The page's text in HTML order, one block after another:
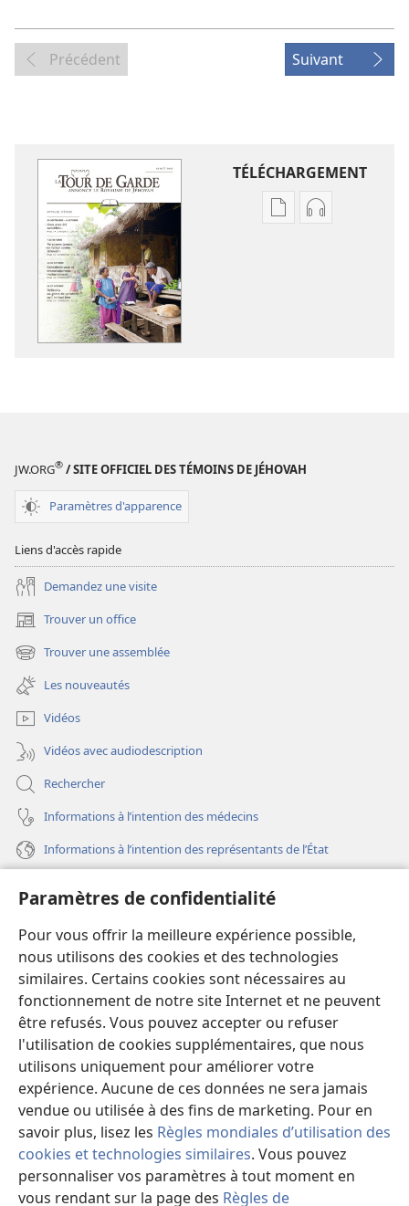
Paramètres de confidentialité
Pour vous offrir la meilleure expérience possible,
nous utilisons des cookies et des technologies
similaires. Certains cookies sont nécessaires au
fonctionnement de notre site Internet et ne peuvent
être refusés. Vous pouvez accepter ou refuser
l'utilisation de cookies supplémentaires, que nous
utilisons uniquement pour améliorer votre
expérience. Aucune de ces données ne sera jamais
vendue ou utilisée à des fins de marketing. Pour en
savoir plus, lisez les Règles mondiales d’utilisation des
cookies et technologies similaires. Vous pouvez
personnaliser vos paramètres à tout moment en
vous rendant sur la page des Règles de
Précédent Suivant
TÉLÉCHARGEMENT
OptionsOptions
JW.ORG® / SITE OFFICIEL DES TÉMOINS DE JÉHOVAH
Paramètres d'apparence
Liens d'accès rapide
Demandez une visite
Trouver un office
(ouvre
une
nouvelle
fenêtre)
Trouver une assemblée
(ouvre
une
nouvelle
fenêtre)
Les nouveautés
Vidéos
Vidéos avec audiodescription
Rechercher
Informations à l’intention des médecins
Informations à l’intention des représentants de l’État
(ouvre
une
nouvelle
fenêtre)
Bibliothèque en ligne
(ouvre
une
nouvelle
fenêtre)
JW Hub®
(ouvre
une
nouvelle
fenêtre)
JW Library
Watchtower Library
Copyright© 2026 Watch Tower Bible and Tract Society of Pennsylvania.